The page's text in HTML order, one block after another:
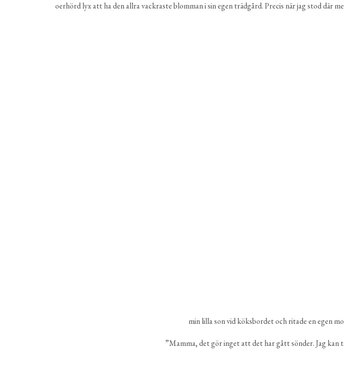
oerhörd lyx att ha den allra vackraste blomman i sin egen trädgård. Precis när jag stod
min lilla son vid köksbordet och ritade en egen
”Mamma, det gör inget att det har gått sönder. Jag kan